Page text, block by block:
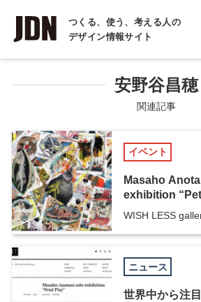
つくる、使う、考える人の
デザイン情報サイト
INTERVIEW
インタビュー
COLUMN
コラム
安野谷昌穂
関連記事
イベント
Masaho
exhibition
WISH LESS
ニュース
世界中から注